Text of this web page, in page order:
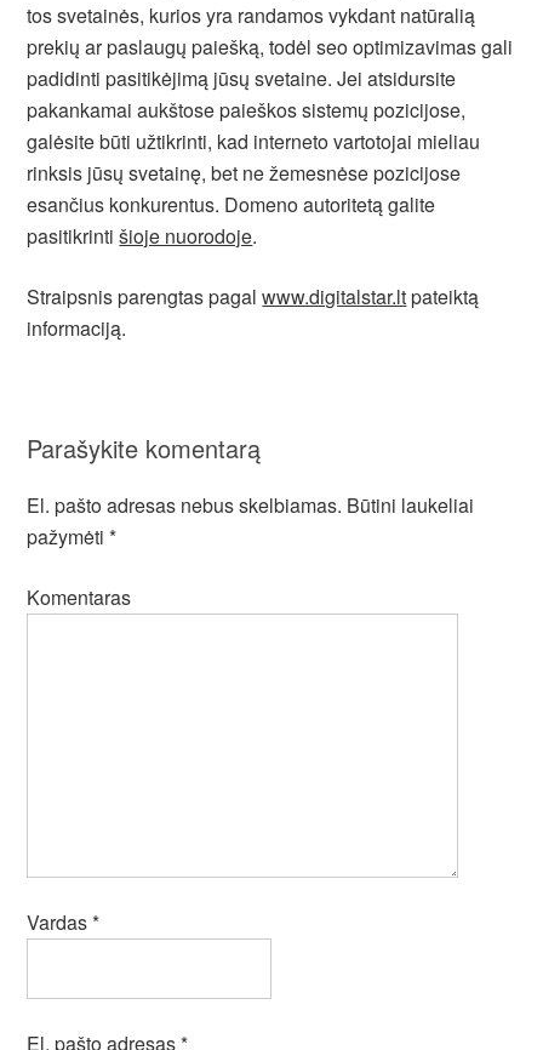
tos svetainės, kurios yra randamos vykdant natūralią
prekių ar paslaugų paiešką, todėl seo optimizavimas gali
padidinti pasitikėjimą jūsų svetaine. Jei atsidursite
pakankamai aukštose paieškos sistemų pozicijose,
galėsite būti užtikrinti, kad interneto vartotojai mieliau
rinksis jūsų svetainę, bet ne žemesnėse pozicijose
esančius konkurentus. Domeno autoritetą galite
pasitikrintišioje nuorodoje.
Straipsnis parengtas pagalwww.digitalstar.ltpateiktą
informaciją.
Parašykite komentarą
El. pašto adresas nebus skelbiamas. Būtini laukeliai
pažymėti*
Komentaras
Vardas*
El. pašto adresas*